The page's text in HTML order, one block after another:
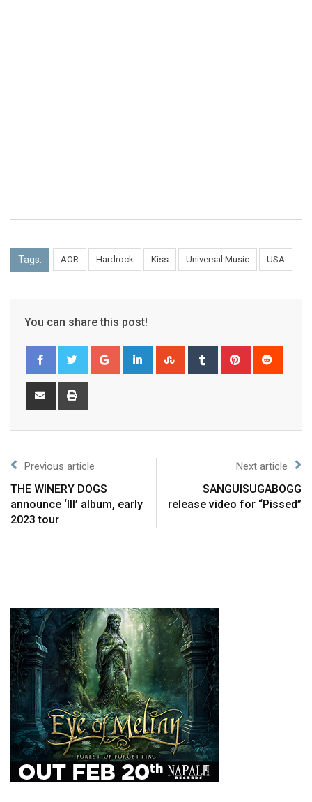
Tags: AOR Hardrock Kiss Universal Music USA
You can share this post!
Previous article
THE WINERY DOGS
announce ‘III’ album, early
2023 tour
Next article
SANGUISUGABOGG
release video for “Pissed”